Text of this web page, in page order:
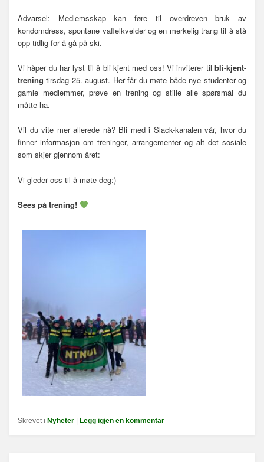
Advarsel: Medlemsskap kan føre til overdreven bruk av
kondomdress, spontane vaffelkvelder og en merkelig trang til å stå
opp tidlig for å gå på ski.
Vi håper du har lyst til å bli kjent med oss! Vi inviterer til bli-kjent-
treningtirsdag 25. august. Her får du møte både nye studenter og
gamle medlemmer, prøve en trening og stille alle spørsmål du
måtte ha.
Vil du vite mer allerede nå? Bli med i Slack-kanalen vår, hvor du
finner informasjon om treninger, arrangementer og alt det sosiale
som skjer gjennom året:
Vi gleder oss til å møte deg:)
Sees på trening!
Skrevet i Nyheter Legg igjen en kommentar